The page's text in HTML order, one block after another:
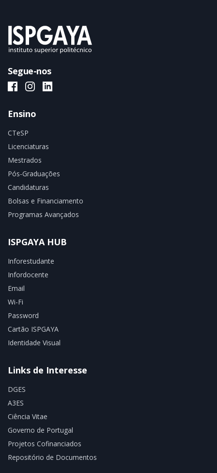
Segue-nos
ISPGAYA Facebook
ISPGAYA Instagram
ISPGAYA LinkedIn
Ensino
CTeSP
Licenciaturas
Mestrados
Pós-Graduações
Candidaturas
Bolsas e Financiamento
Programas Avançados
ISPGAYA HUB
Inforestudante
Infordocente
Email
Wi-Fi
Password
Cartão ISPGAYA
Identidade Visual
Links de Interesse
DGES
A3ES
Ciência Vitae
Governo de Portugal
Projetos Cofinanciados
Repositório de Documentos